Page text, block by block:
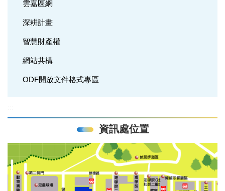
雲嘉區網
深耕計畫
智慧財產權
網站共構
ODF開放文件格式專區
:::
資訊處位置